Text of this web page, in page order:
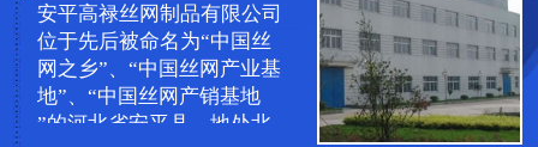
安平高禄丝网制品有限公司
位于先后被命名为“中国丝
网之乡”、“中国丝网产业基
地”、“中国丝网产销基地
”的河北省安平县，地处北